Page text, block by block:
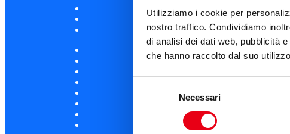
Utilizziamo i cookie per
nostro traffico. Condividiamo
di analisi dei dati web, pubblicità
che hanno raccolto dal suo
Necessari